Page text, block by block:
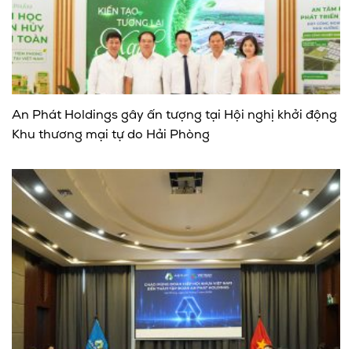
An Phát Holdings gây ấn tượng tại Hội nghị khởi động
Khu thương mại tự do Hải Phòng